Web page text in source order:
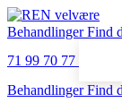
BehandlingerFind
71 99 70 77
BehandlingerFind